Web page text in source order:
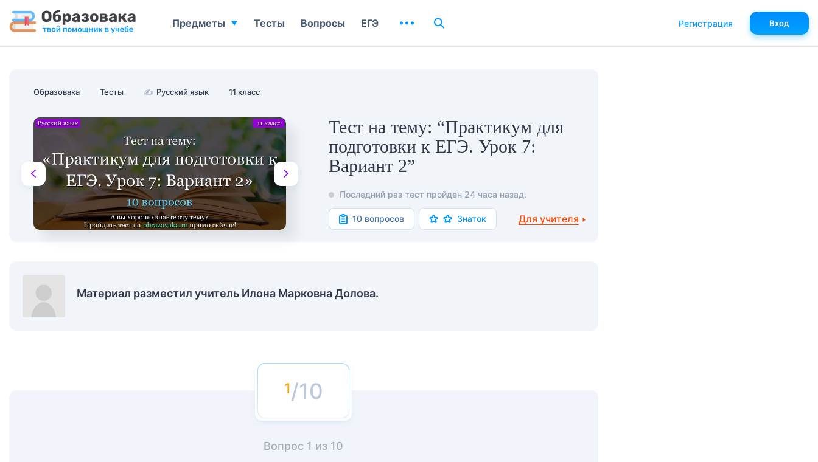
Образовака Тесты ✍ Русский язык 11 класс
Тест на тему: “Практикум для
подготовки к ЕГЭ. Урок 7:
Вариант 2”
Последний раз тест пройден 24 часа назад.
10 вопросов Знаток Для учителя
Материал разместил учитель Илона Марковна Долова.
/10
Вопрос 1 из 10
Предметы Тесты Вопросы ЕГЭ Регистрация Вход